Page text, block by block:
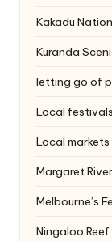
Kakadu
Kuranda
letting go of
Local
Local
Margaret River
Melbourne’s
Ningaloo Reef